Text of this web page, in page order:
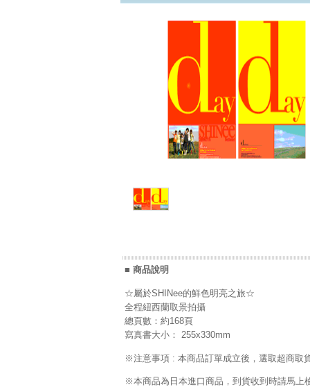
■ 商品說明
☆屬於SHINee的鮮色明亮之旅☆
全程紐西蘭取景拍攝
總頁數：約168頁
寫真書大小： 255x330mm
※注意事項 : 本商品訂單成立後，選取超商取
※本商品為日本進口商品，到貨收到時請馬上